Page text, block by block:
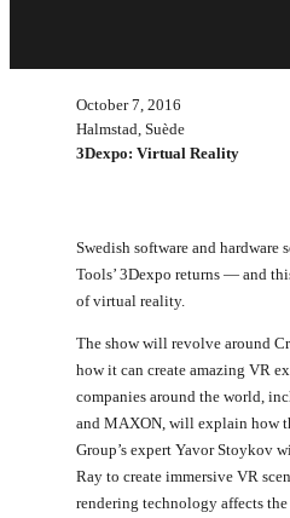
October 7, 2016
Halmstad, Suède
3Dexpo: Virtual Reality
Swedish software and
Tools’ 3Dexpo returns — and
of virtual reality.
The show will revolve around
how it can create amazing VR
companies around the world,
and MAXON, will explain how
Group’s expert Yavor Stoykov
Ray to create immersive VR
rendering technology affects